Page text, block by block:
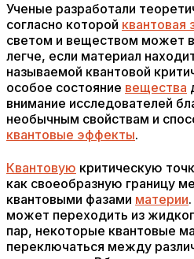
Ученые разработали
согласно которой квантовая
светом и веществом может
легче, если материал
называемой квантовой
особое состояние вещества
внимание исследователей
необычным свойствам и
квантовые эффекты.
Квантовую критическую
как своеобразную границу
квантовыми фазами материи
может переходить из
пар, некоторые квантовые
переключаться между